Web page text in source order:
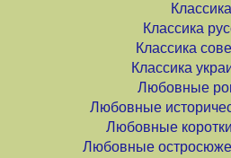
Классика
Классика
Классика
Классика
Любовные
Любовные
Любовные
Любовные